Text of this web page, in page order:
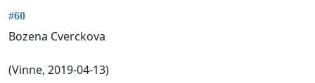
#60
Bozena Cverckova
(Vinne, 2019-04-13)